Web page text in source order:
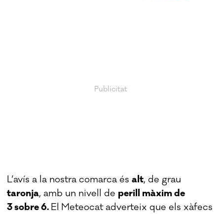
L’avís a la nostra comarca ésalt, de grau
taronja, amb un nivell de perill màxim de
3 sobre 6. El Meteocat adverteix que els xàfecs